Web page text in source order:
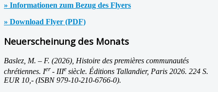
» Informationen zum Bezug des Flyers
» Download Flyer (PDF)
Neuerscheinung des Monats
Baslez, M. – F. (2026), Histoire des premières communautés
chrétiennes. Ier - IIIe siècle. Éditions Tallandier, Paris 2026. 224 S.
EUR 10,- (ISBN 979-10-210-6766-0).